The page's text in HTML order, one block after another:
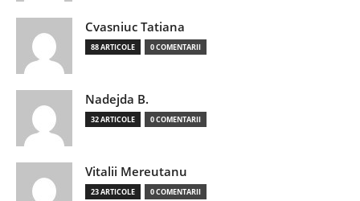
Cvasniuc Tatiana
88 ARTICOLE 0 COMENTARII
Nadejda B.
32 ARTICOLE 0 COMENTARII
Vitalii Mereutanu
23 ARTICOLE 0 COMENTARII